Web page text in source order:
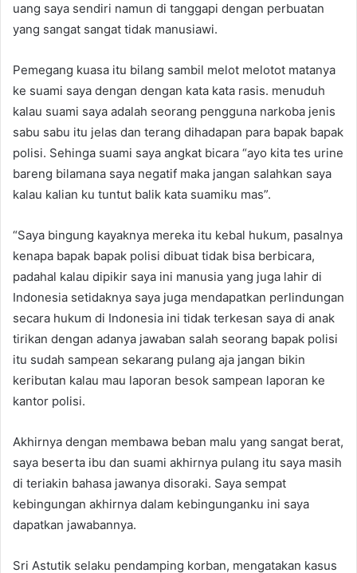
uang saya sendiri namun di tanggapi dengan perbuatan
yang sangat sangat tidak manusiawi.
Pemegang kuasa itu bilang sambil melot melotot matanya
ke suami saya dengan dengan kata kata rasis. menuduh
kalau suami saya adalah seorang pengguna narkoba jenis
sabu sabu itu jelas dan terang dihadapan para bapak bapak
polisi. Sehinga suami saya angkat bicara “ayo kita tes urine
bareng bilamana saya negatif maka jangan salahkan saya
kalau kalian ku tuntut balik kata suamiku mas”.
“Saya bingung kayaknya mereka itu kebal hukum, pasalnya
kenapa bapak bapak polisi dibuat tidak bisa berbicara,
padahal kalau dipikir saya ini manusia yang juga lahir di
Indonesia setidaknya saya juga mendapatkan perlindungan
secara hukum di Indonesia ini tidak terkesan saya di anak
tirikan dengan adanya jawaban salah seorang bapak polisi
itu sudah sampean sekarang pulang aja jangan bikin
keributan kalau mau laporan besok sampean laporan ke
kantor polisi.
Akhirnya dengan membawa beban malu yang sangat berat,
saya beserta ibu dan suami akhirnya pulang itu saya masih
di teriakin bahasa jawanya disoraki. Saya sempat
kebingungan akhirnya dalam kebingunganku ini saya
dapatkan jawabannya.
Sri Astutik selaku pendamping korban, mengatakan kasus